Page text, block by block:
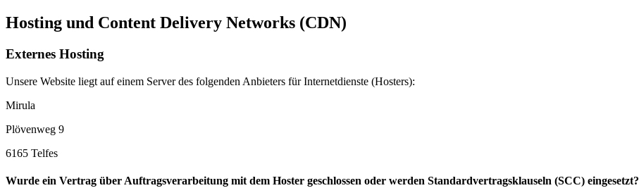
Hosting und Content Delivery Networks (CDN)
Externes Hosting
Unsere Website liegt auf einem Server des folgenden Anbieters für Internetdienste (Hosters):
Mirula
Plövenweg 9
6165 Telfes
Wurde ein Vertrag über Auftragsverarbeitung mit dem Hoster geschlossen oder werden Standardvertragsklauseln (SCC) eingesetzt?